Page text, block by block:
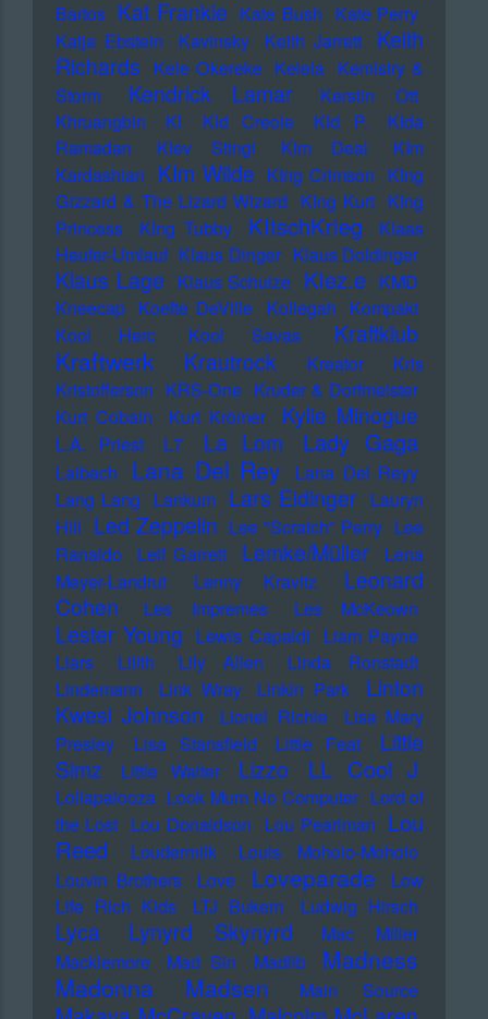
Bartos Kat Frankie Kate Bush Kate Perry
Katja Ebstein
Kavinsky Keith Jarrett
Keith
Richards Kele Okereke Kelela Kemistry &
Storm
Kendrick Lamar
Kerstin Ott
Khruangbin
KI KId Creole KId P.
KIda
Ramadan
KIev Stingl KIm Deal
KIm
Kardashian KIm Wilde KIng Crimson KIng
Gizzard & The Lizard Wizard KIng Kurt KIng
Princess
KIng Tubby KItschKrieg
Klaas
Heufer-Umlauf Klaus Dinger Klaus Doldinger
Klaus Lage Klaus Schulze Klez.e KMD
Kneecap Koefte DeVille Kollegah Kompakt
Kool Herc
Kool Savas Kraftklub
Kraftwerk Krautrock Kreator
Kris
Kristofferson KRS-One Kruder & Dorfmeister
Kurt Cobain
Kurt Krömer Kylie Minogue
L.A. Priest L7 La Lom Lady Gaga
Laibach Lana Del Rey
Lana Del Reyy
Lang Lang Lankum Lars Eidinger Lauryn
Hill Led Zeppelin Lee "Scratch" Perry Lee
Ranaldo
Leif Garrett Lemke/Müller
Lena
Meyer-Landrut
Lenny Kravitz
Leonard
Cohen
Les Impremes Les McKeown
Lester Young Lewis Capaldi Liam Payne
Liars
Lilith Lily Allen
Linda Ronstadt
Lindemann
Link Wray Linkin Park
Linton
Kwesi Johnson
Lionel Richie
Lisa Mary
Presley
Lisa Stansfield Little Feat
Little
Simz
Little Walter Lizzo LL Cool J
Lollapalooza Look Mum No Computer Lord of
the Lost Lou Donaldson Lou Pearlman Lou
Reed
Loudermilk
Louis Moholo-Moholo
Louvin Brothers
Love Loveparade
Low
Life Rich Kids
LTJ Bukem Ludwig Hirsch
Lyca Lynyrd Skynyrd
Mac Miller
Macklemore
Mad Sin Madlib
Madness
Madonna
Madsen Main Source